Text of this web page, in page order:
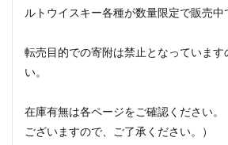
ルトウイスキー各種が数量限定で販売中
転売目的での寄附は禁止となっています
い。
在庫有無は各ページをご確認ください。
ございますので、ご了承ください。）